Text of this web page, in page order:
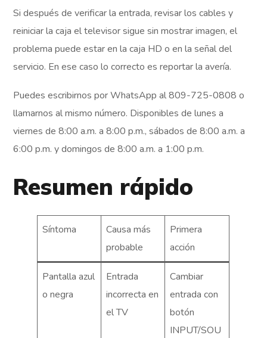
Si después de verificar la entrada, revisar los cables y
reiniciar la caja el televisor sigue sin mostrar imagen, el
problema puede estar en la caja HD o en la señal del
servicio. En ese caso lo correcto es reportar la avería.
Puedes escribirnos por WhatsApp al 809-725-0808 o
llamarnos al mismo número. Disponibles de lunes a
viernes de 8:00 a.m. a 8:00 p.m., sábados de 8:00 a.m. a
6:00 p.m. y domingos de 8:00 a.m. a 1:00 p.m.
Resumen rápido
Síntoma
Causa más
probable
Primera
acción
Pantalla azul
o negra
Entrada
incorrecta en
el TV
Cambiar
entrada con
botón
INPUT/SOU